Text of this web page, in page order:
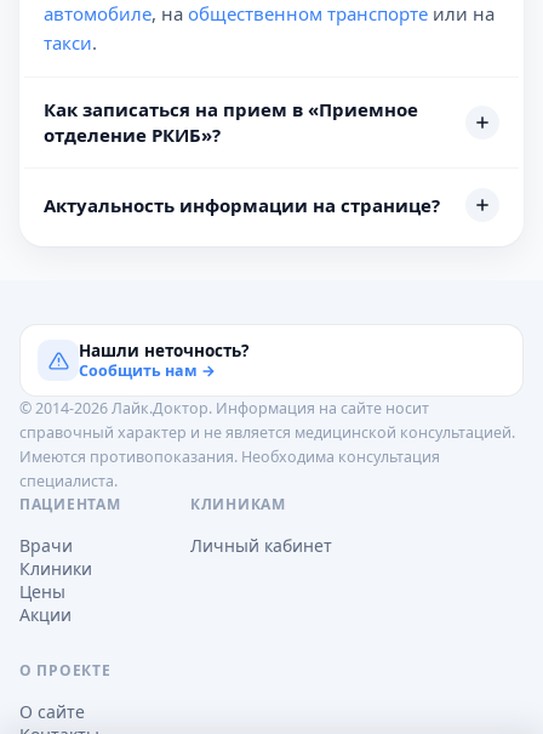
автомобиле, на общественном транспорте или на
такси.
Как записаться на прием в «Приемное
отделение РКИБ»?
Актуальность информации на странице?
Нашли неточность?
Сообщить нам →
© 2014-2026 Лайк.Доктор. Информация на сайте носит
справочный характер и не является медицинской консультацией.
Имеются противопоказания. Необходима консультация
специалиста.
ПАЦИЕНТАМ
Врачи
Клиники
Цены
Акции
КЛИНИКАМ
Личный кабинет
О ПРОЕКТЕ
О сайте